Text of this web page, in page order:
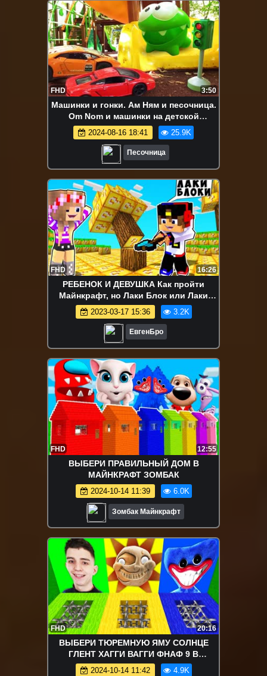
FHD 3:50
Машинки и гонки. Ам Ням и песочница.
Om Nom и машинки на детской
площадке
2024-08-16 18:41 25.9K
Песочница
FHD 16:26
РЕБЕНОК И ДЕВУШКА Как пройти
Майнкрафт, но Лаки Блок или Лаки
Блоки ! НУБ И ПРО ВИДЕО MINECRAFT
2023-03-17 15:36 3.2K
ЕвгенБро
FHD 12:55
ВЫБЕРИ ПРАВИЛЬНЫЙ ДОМ В
МАЙНКРАФТ ЗОМБАК
2024-10-14 11:39 6.0K
Зомбак Майнкрафт
FHD 20:16
ВЫБЕРИ ТЮРЕМНУЮ ЯМУ СОЛНЦЕ
ГЛЕНТ ХАГГИ ВАГГИ ФНАФ 9 В
МАЙНКРАФТ FNAF 9 SCP
2024-10-14 11:42 4.9K